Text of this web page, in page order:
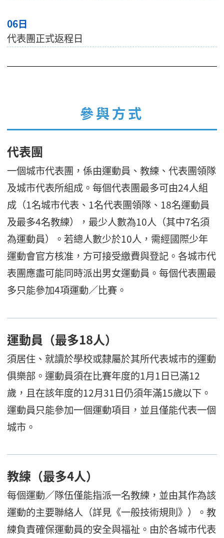
06日
代表團正式返程日
參與方式
代表團
一個城市代表團，係由運動員、教練、代表團領隊
及城市代表所組成。每個代表團最多可由24人組
成（1名城市代表、1名代表團領隊、18名運動員
及最多4名教練），最少人數為10人（其中7名須
為運動員）。若總人數少於10人，需經國際少年
運動會官方核准，方可接受繳費與登記。各城市代
表團應盡可能同時派出男女運動員。每個代表團最
多只能參加4項運動／比賽。
運動員（最多18人）
須居住、就讀於學校或隸屬於其所代表城市的運動
俱樂部。運動員須在比賽年度的1月1日已滿12
歲，且在該年度的12月31日仍須年滿15歲以下。
運動員只能參加一個運動項目，並且僅能代表一個
城市。
教練（最多4人）
每個運動／隊伍僅能指派一名教練，並由其作為該
運動的主要聯絡人（詳見《一般技術規則》）。教
練負責確保運動員的安全與福祉。由於各城市代表